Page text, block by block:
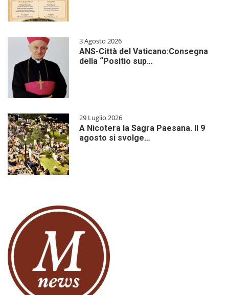
3 Agosto 2026
ANS-Città del Vaticano:Consegna
della “Positio sup…
29 Luglio 2026
A Nicotera la Sagra Paesana. Il 9
agosto si svolge…